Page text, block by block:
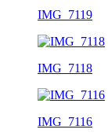
IMG_7119
IMG_7118
IMG_7116